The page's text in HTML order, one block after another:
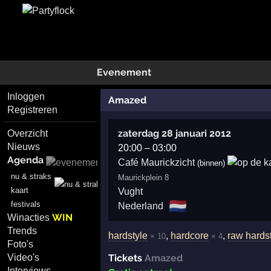
Evenement
Inloggen
Registreren
Overzicht
Nieuws
Agenda
nu & straks
kaart
festivals
WinactiesWIN
Trends
Foto's
Video's
Amazed
zaterdag 28 januari 2012
20:00– 03:00
Café Maurickzicht (binnen)
Maurickplein 8
Vught
Nederland
🇳🇱
hardstyle × 10, hardcore × 4, raw
Tickets Amazed